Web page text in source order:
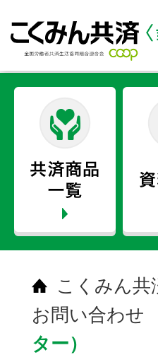
こくみん共
お問い合わせ
ター）